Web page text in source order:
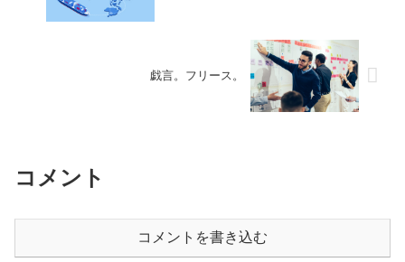
戯言。フリース。
コメント
コメントを書き込む